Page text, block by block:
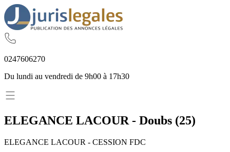
0247606270
Du lundi au vendredi de 9h00 à 17h30
ELEGANCE LACOUR - Doubs (25)
ELEGANCE LACOUR - CESSION FDC